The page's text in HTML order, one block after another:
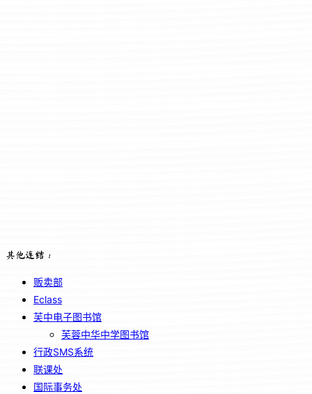
其他连结：
贩卖部
Eclass
芙中电子图书馆
芙蓉中华中学图书馆
行政SMS系统
联课处
国际事务处